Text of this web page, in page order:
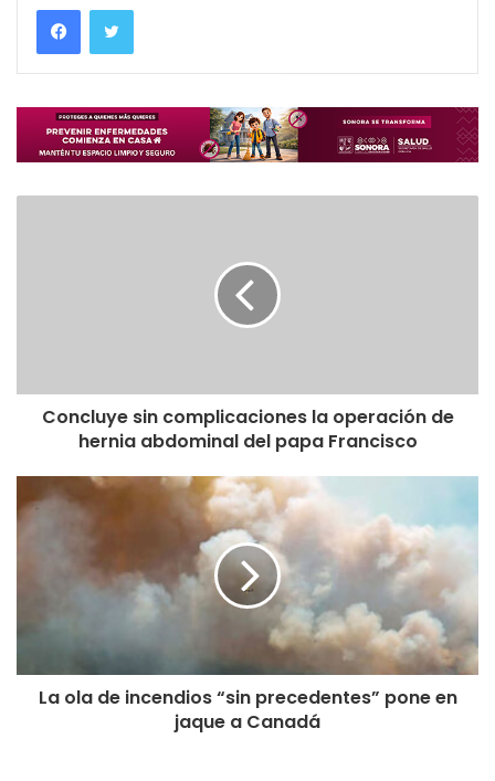
Concluye sin complicaciones la operación de
hernia abdominal del papa Francisco
La ola de incendios “sin precedentes” pone en
jaque a Canadá